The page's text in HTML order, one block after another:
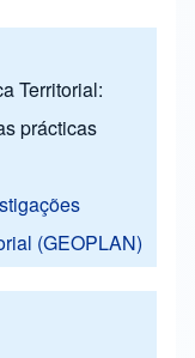
Territorial:
prácticas
(GEOPLAN)